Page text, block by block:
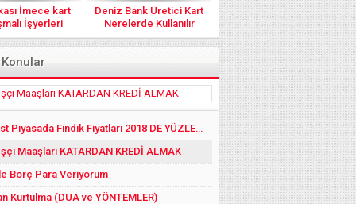
İmece kart
İşyerleri
Deniz Bank Üretici Kart
Nerelerde Kullanılır
Serbest Piyasada Fındık Fiyatları 2018 DE YÜZLER GÜLER:)
Maaşları KATARDAN KREDİ ALMAK
Borç Para Veriyorum
Kurtulma (DUA ve YÖNTEMLER)